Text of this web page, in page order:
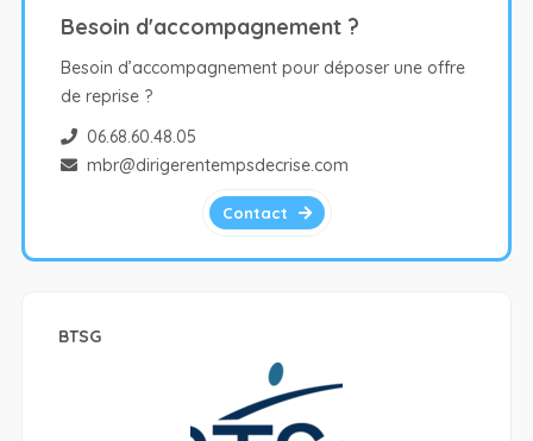
Besoin d'accompagnement ?
Besoin d’accompagnement pour déposer une offre
de reprise ?
06.68.60.48.05
mbr@dirigerentempsdecrise.com
Contact
BTSG